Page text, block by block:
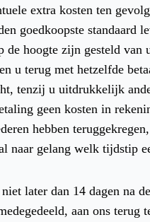
extra kosten ten
goedkoopste standaard
hoogte zijn gesteld van
u terug met hetzelfde
tenzij u uitdrukkelijk
geen kosten in
hebben
naar gelang welk tijdstip
later dan 14 dagen na
aan ons terug